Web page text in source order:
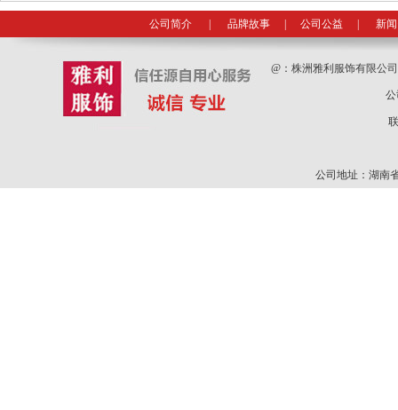
公司简介 | 品牌故事 | 公司公益 | 新
@：株洲雅利服饰有限公
公
公司地址：湖南